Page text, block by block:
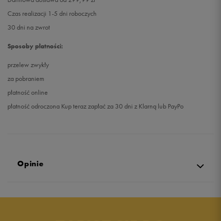
Czas realizacji 1-5 dni roboczych
30 dni na zwrot
Sposoby płatności:
przelew zwykły
za pobraniem
płatność online
płatność odroczona Kup teraz zapłać za 30 dni z Klarną lub PayPo
Opinie
5.0